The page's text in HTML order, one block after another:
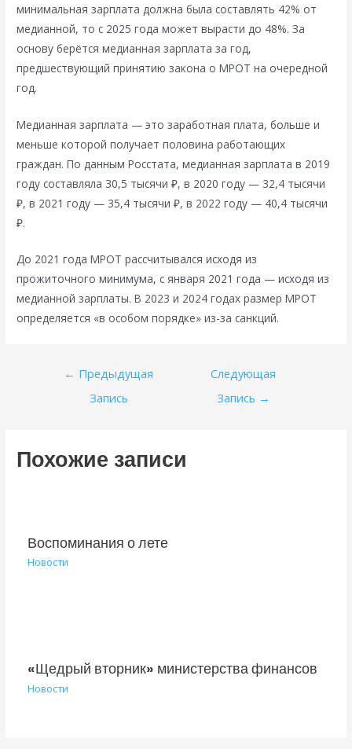
минимальная зарплата должна была составлять 42% от
медианной, то с 2025 года может вырасти до 48%. За
основу берётся медианная зарплата за год,
предшествующий принятию закона о МРОТ на очередной
год.
Медианная зарплата — это заработная плата, больше и
меньше которой получает половина работающих
граждан. По данным Росстата, медианная зарплата в 2019
году составляла 30,5 тысячи ₽, в 2020 году — 32,4 тысячи
₽, в 2021 году — 35,4 тысячи ₽, в 2022 году — 40,4 тысячи
₽.
До 2021 года МРОТ рассчитывался исходя из
прожиточного минимума, с января 2021 года — исходя из
медианной зарплаты. В 2023 и 2024 годах размер МРОТ
определяется «в особом порядке» из-за санкций.
Навигация
← Предыдущая
Запись
Следующая
Запись →
Похожие записи
Воспоминания о лете
Новости
«Щедрый вторник» министерства финансов
Новости